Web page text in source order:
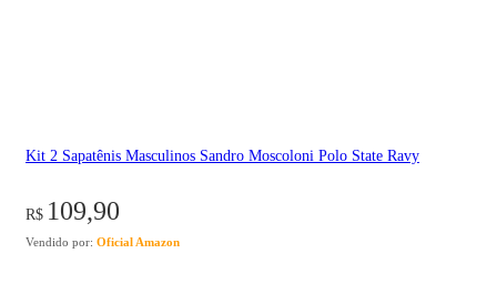
Kit 2 Sapatênis Masculinos Sandro Moscoloni Polo State Ravy
R$ 109,90
Vendido por: Oficial Amazon